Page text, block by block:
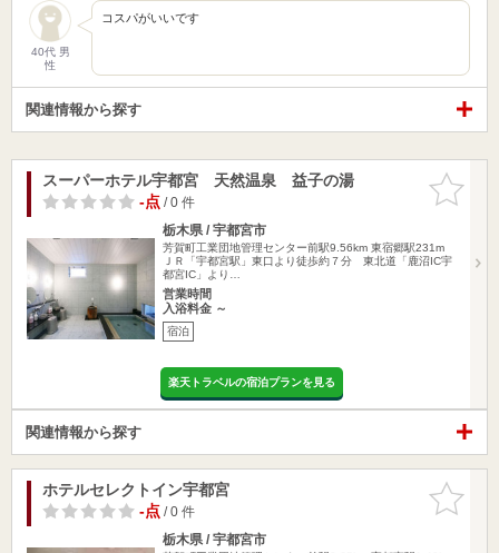
40代 男
性
コスパがいいです
関連情報から探す
お気に入
りに追加
スーパーホテル宇都宮 天然温泉 益子の湯
-点/ 0 件
栃木県 / 宇都宮市
芳賀町工業団地管理センター前駅9.56km 東宿郷駅231m
ＪＲ「宇都宮駅」東口より徒歩約７分 東北道「鹿沼IC宇
都宮IC」より…
営業時間
入浴料金 ～
宿泊
楽天トラベルの宿泊プランを見る
関連情報から探す
お気に入
りに追加
ホテルセレクトイン宇都宮
-点/ 0 件
栃木県 / 宇都宮市